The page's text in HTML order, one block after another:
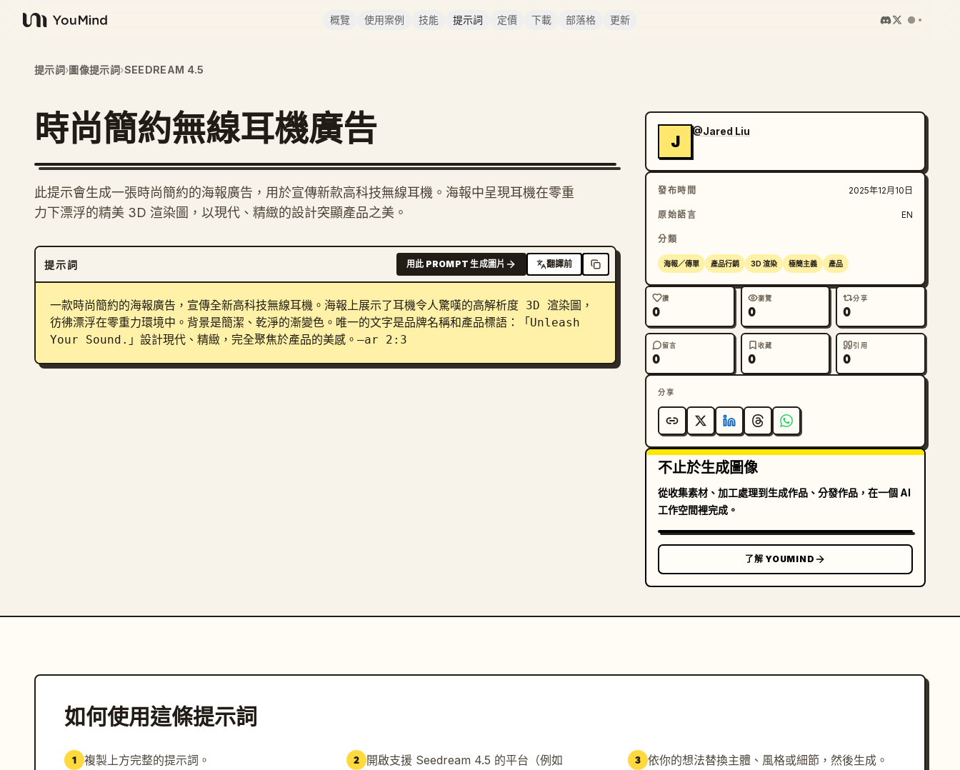
YouMind
概覽 使用案例 技能 提示詞 定價 下載 部落格 更新
提示詞›圖像提示詞›SEEDREAM 4.5
時尚簡約無線耳機廣告
此提示會生成一張時尚簡約的海報廣告，用於宣傳新款高科技無線耳機。海報中呈現耳機在零重
力下漂浮的精美 3D 渲染圖，以現代、精緻的設計突顯產品之美。
提示詞 用此 PROMPT 生成圖片 翻譯前
一款時尚簡約的海報廣告，宣傳全新高科技無線耳機。海報上展示了耳機令人驚嘆的高解析度 3D 渲染圖，
彷彿漂浮在零重力環境中。背景是簡潔、乾淨的漸變色。唯一的文字是品牌名稱和產品標語：「Unleash
Your Sound.」設計現代、精緻，完全聚焦於產品的美感。–ar 2:3
J
@Jared Liu
發布時間 2025年12月10日
原始語言 EN
分類
海報／傳單 產品行銷 3D 渲染 極簡主義 產品
讚
0
瀏覽
0
分享
0
留言
0
收藏
0
引用
0
分享
不止於生成圖像
從收集素材、加工處理到生成作品、分發作品，在一個 AI
工作空間裡完成。
了解 YOUMIND
如何使用這條提示詞
1 複製上方完整的提示詞。 2 開啟支援 Seedream 4.5 的平台（例如
3 依你的想法替換主體、風格或細節，然後生成。